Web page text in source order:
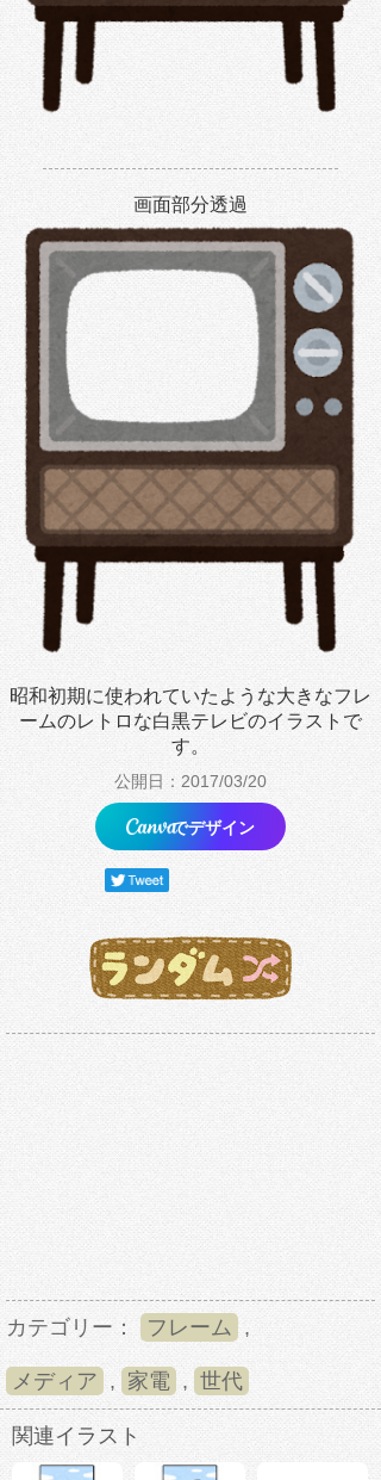
画面部分透過
昭和初期に使われていたような大きなフレ
ームのレトロな白黒テレビのイラストで
す。
公開日：2017/03/20
でデザイン
カテゴリー： フレーム ,
メディア , 家電 , 世代
関連イラスト